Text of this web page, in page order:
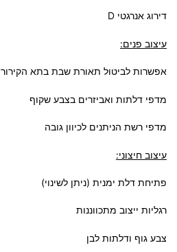
דירוג אנרגטי D
עיצוב פנים:
אפשרות לביטול תאורת שבת בתא הקירור
מדפי דלתות ואביזרים בצבע שקוף
מדפי רשת הניתנים לכיוון גובה
עיצוב חיצוני:
פתיחת דלת ימנית (ניתן לשינוי)
רגליות ייצוב מתכווננות
צבע גוף ודלתות לבן